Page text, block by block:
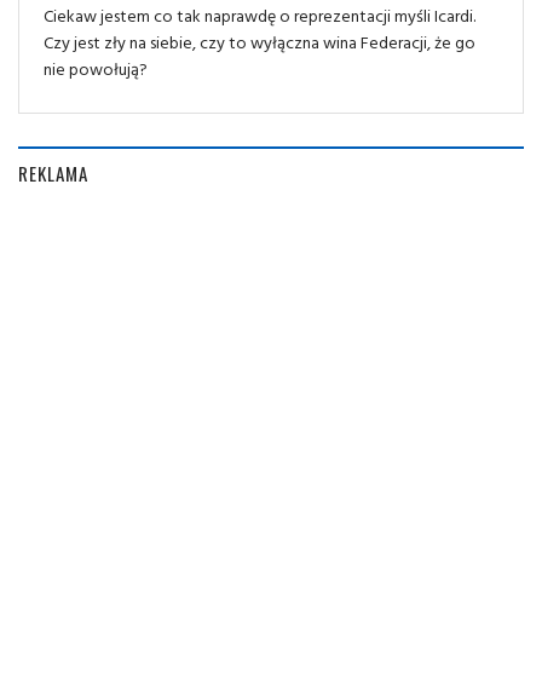
Ciekaw jestem co tak naprawdę o reprezentacji myśli Icardi.
Czy jest zły na siebie, czy to wyłączna wina Federacji, że go
nie powołują?
REKLAMA